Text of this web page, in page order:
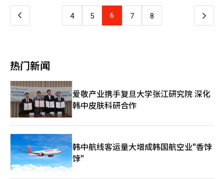
的加剧，美妆业务已成为提升平台品牌力和用户粘性的核心战略。
未来，美妆营销将突破传统购物框架，逐步向融合社群与娱乐功能
的内容驱动模式发展。” 去年4月，Coupang在首尔圣水洞
法法院裁定罢免后，政治风险指数呈下降趋势，但考虑到不过半年
前这一指数还为负值，目前仍维持在较高水平。戒严危机加剧的国
产生多方面影响。国际信用评级机构穆迪在最新报告中指出，尹锡
不确定性并不会因此消除。巴克莱银行称，弹劾案虽然告一段落，
但等待大选结果的过程中，政治不确定性等风险长期化可能加剧汇
率波动。 14日，涉嫌发动内乱的韩国前总统尹锡悦乘车抵达首尔
中央地方法院出席庭审。【图片提供 韩联社】
KOSPI 200期货指数较前一交易日收盘价大幅反弹5.76%，报
322.2点。韩国交易所随即启动了有价证券市场的“临时停
8月“黑色星期一”以来再次重启。 在外汇市场上，受美国对等关
税政策影响，韩元汇率也出现大幅波动。本月9日，韩元兑美元汇
率盘中一度跌至1486.3韩元，创自2009年3月16日以来新低。当时
在全球金融危机背景下，韩元兑美元汇率跌至1492韩元。 自去年
12月以来，由于美国关税政策和韩国政治动荡，韩元汇率持续在
1450韩元附近波动。尽管韩国前总统尹锡悦弹劾所引发的政治动
荡已经暂时告一段落，但韩元兑美元汇率却依旧承压。业内人士指
出，随着全球经济不确定性上升，避险情绪升温，韩元汇率面临持
续压力。市场普遍预期，韩元兑美元汇率或将突破1500关口。 当
天，受隔夜美股大涨行情影响，10日当天KOSPI指数开盘较前一交
易日上涨4.42%，报2395.13点。开盘后指数持续上涨，收盘上涨
6.6%，报2445.06点。首尔外汇市场上，韩元兑美元汇率开盘报
1446韩元，盘中触及1458韩元，最终在下午收盘时报1456.4韩
上 4 5 6 7 8 下
热门新闻
爱敬产业携手复旦大学张江研究院 深化
韩中皮肤科研合作
韩中航线客运量大增成韩国航空业"香饽
饽"